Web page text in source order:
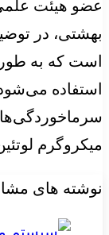
عضو هیئت
بهشتی، در
است که به
استفاده
میکروگرم لوتئین و ۲۰ میکرومول
نوشته های